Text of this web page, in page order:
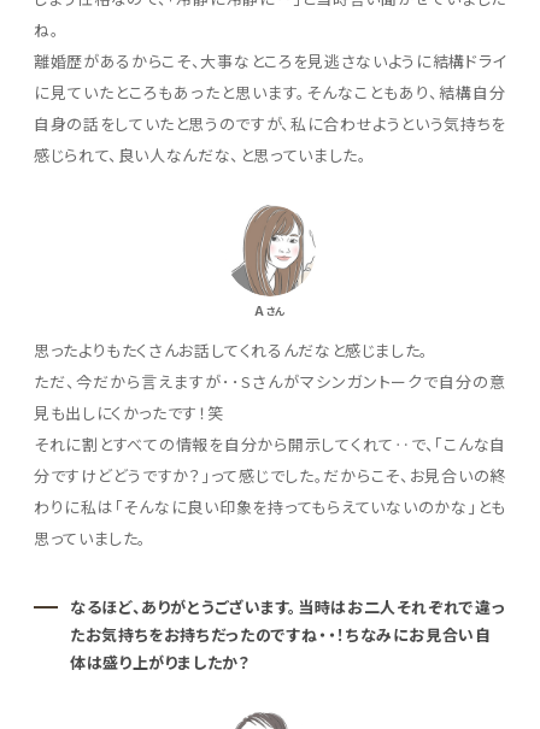
ね。
離婚歴があるからこそ、大事なところを見逃さないように結構ドライ
に見ていたところもあったと思います。そんなこともあり、結構自分
自身の話をしていたと思うのですが、私に合わせようという気持ちを
感じられて、良い人なんだな、と思っていました。
Aさん
思ったよりもたくさんお話してくれるんだなと感じました。
ただ、今だから言えますが･･Sさんがマシンガントークで自分の意
見も出しにくかったです！笑
それに割とすべての情報を自分から開示してくれて‥で、「こんな自
分ですけどどうですか？」って感じでした。だからこそ、お見合いの終
わりに私は「そんなに良い印象を持ってもらえていないのかな」とも
思っていました。
なるほど、ありがとうございます。当時はお二人それぞれで違っ
たお気持ちをお持ちだったのですね・・！ちなみにお見合い自
体は盛り上がりましたか？